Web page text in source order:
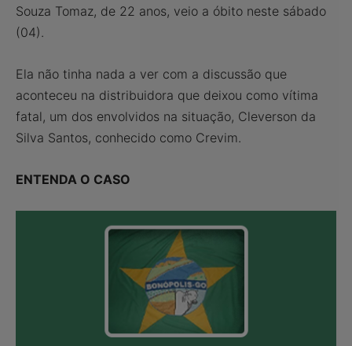
Souza Tomaz, de 22 anos, veio a óbito neste sábado
(04).
Ela não tinha nada a ver com a discussão que
aconteceu na distribuidora que deixou como vítima
fatal, um dos envolvidos na situação, Cleverson da
Silva Santos, conhecido como Crevim.
ENTENDA O CASO